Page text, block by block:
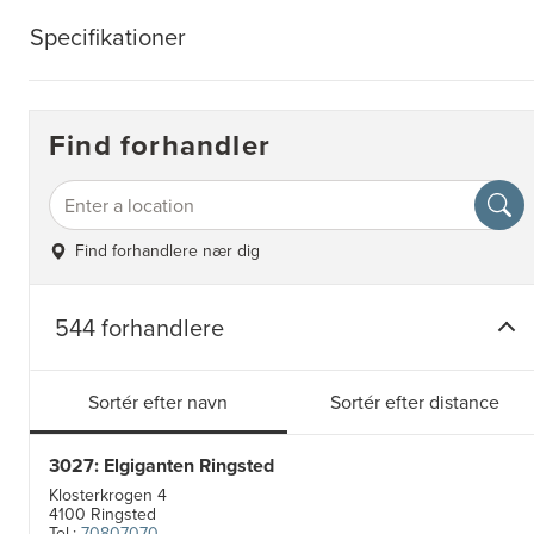
Specifikationer
Find forhandler
Find forhandlere nær dig
544 forhandlere
Sortér efter navn Sortér efter distance
3027: Elgiganten Ringsted
Klosterkrogen 4
4100 Ringsted